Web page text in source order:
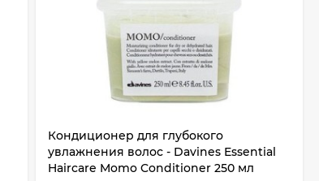
Кондиционер для глубокого
увлажнения волос - Davines Essential
Haircare Momo Conditioner 250 мл